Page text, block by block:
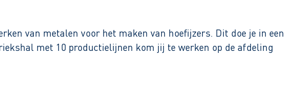
van metalen voor het maken van hoefijzers. Dit doe je in een
met 10 productielijnen kom jij te werken op de afdeling